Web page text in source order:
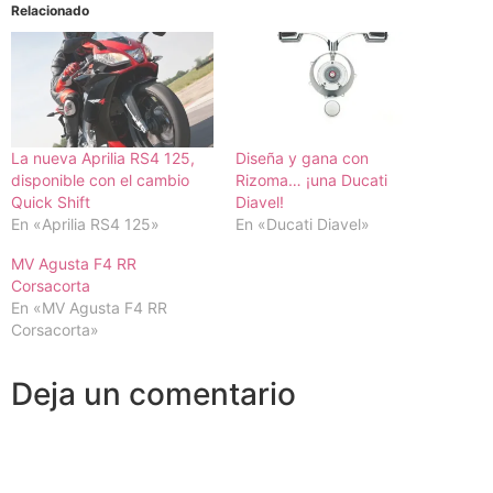
Relacionado
La nueva Aprilia RS4 125,
disponible con el cambio
Quick Shift
En «Aprilia RS4 125»
Diseña y gana con
Rizoma… ¡una Ducati
Diavel!
En «Ducati Diavel»
MV Agusta F4 RR
Corsacorta
En «MV Agusta F4 RR
Corsacorta»
Deja un comentario